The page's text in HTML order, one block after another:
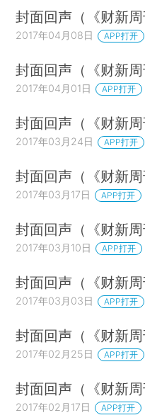
封面回声（《财新周
2017年04月08日 APP打开
封面回声（《财新周
2017年04月01日 APP打开
封面回声（《财新周
2017年03月24日 APP打开
封面回声（《财新周
2017年03月17日 APP打开
封面回声（《财新周
2017年03月10日 APP打开
封面回声（《财新周
2017年03月03日 APP打开
封面回声（《财新周
2017年02月25日 APP打开
封面回声（《财新周
2017年02月17日 APP打开